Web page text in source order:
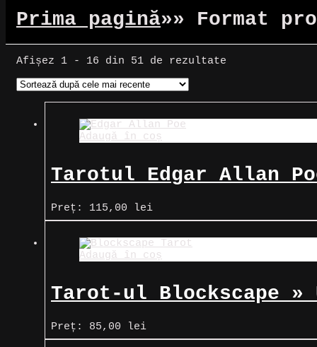
Prima pagină»» Format
Afișez 1 - 16 din 51 de rezultate
Adaugă în coș
Tarotul Edgar Allan
Preț: 115,00 lei
Adaugă în coș
Tarot-ul Blockscape
Preț: 85,00 lei